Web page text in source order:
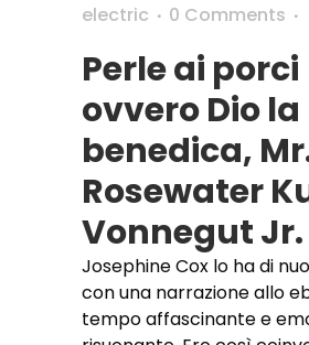
electric
0 Comments
Perle ai porci
ovvero Dio la
benedica,
Rosewater
Vonnegut Jr.
Josephine Cox lo ha di
con una narrazione allo
tempo affascinante e